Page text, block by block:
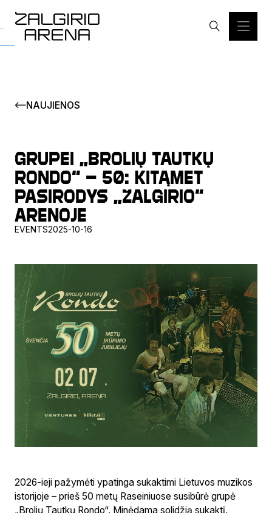
NAUJIENOS
Grupei „Brolių Tautkų
Rondo“ – 50: kitąmet
pasirodys „Žalgirio“
arenoje
EVENTS2025-10-16
2026-ieji pažymėti ypatinga sukaktimi Lietuvos muzikos
istorijoje – prieš 50 metų Raseiniuose susibūrė grupė
„Brolių Tautkų Rondo“. Minėdama solidžią sukaktį,